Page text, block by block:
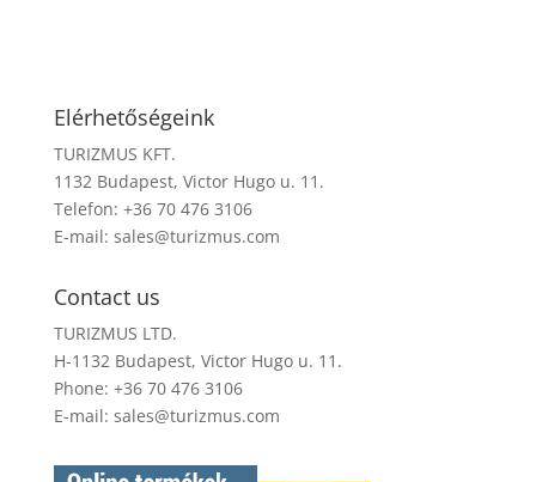
Elérhetőségeink
TURIZMUS KFT.
1132 Budapest, Victor Hugo u. 11.
Telefon: +36 70 476 3106
E-mail: sales@turizmus.com
Contact us
TURIZMUS LTD.
H-1132 Budapest, Victor Hugo u. 11.
Phone: +36 70 476 3106
E-mail: sales@turizmus.com